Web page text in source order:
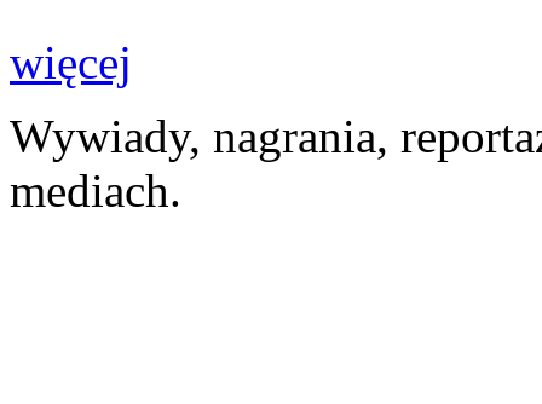
więcej
Wywiady, nagrania,
mediach.